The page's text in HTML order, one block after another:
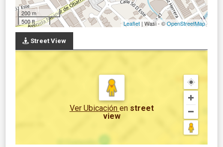
200 m
500 ft
Leaflet | Wasi - ©OpenStreetMap
Street View
Ver Ubicación en street
view